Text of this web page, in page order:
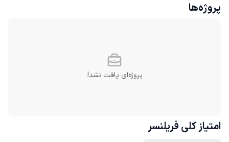
پروژه‌ها
پروژه‌ای یافت نشد!
امتیاز کلی فریلنسر